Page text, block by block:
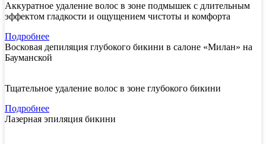
Аккуратное удаление волос в зоне подмышек с длительным
эффектом гладкости и ощущением чистоты и комфорта
Подробнее
Восковая депиляция глубокого бикини в салоне «Милан» на
Бауманской
Тщательное удаление волос в зоне глубокого бикини
Подробнее
Лазерная эпиляция бикини